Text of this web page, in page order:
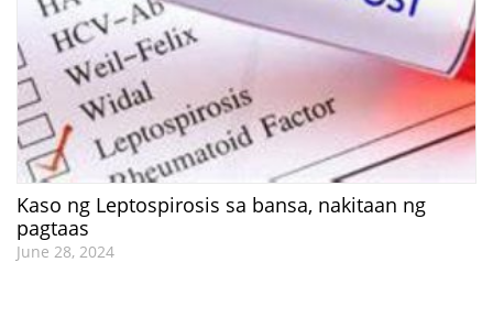
Kaso ng Leptospirosis sa bansa, nakitaan ng
pagtaas
June 28, 2024